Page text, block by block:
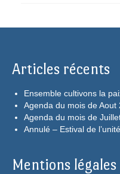
Articles récents
Ensemble cultivons la
Agenda du mois de Aout
Agenda du mois de
Annulé – Estival de
Mentions légales